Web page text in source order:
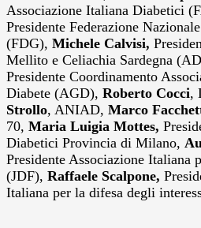
Associazione Italiana Diabetici
Presidente Federazione
(FDG), Michele Calvisi,
Mellito e Celiachia Sardegna
Presidente Coordinamento
Diabete (AGD), Roberto Cocci,
Strollo, ANIAD, Marco
70, Maria Luigia Mottes,
Diabetici Provincia di Milano,
Presidente Associazione Italiana
(JDF), Raffaele Scalpone,
Italiana per la difesa degli